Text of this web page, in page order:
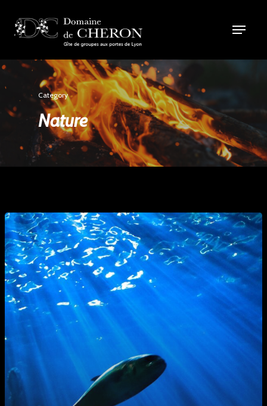
Category
Nature